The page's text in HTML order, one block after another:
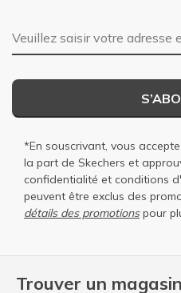
Trouver un magasin
Adresse e-mail
*En souscrivant, vous
la part de Skechers et
confidentialité et conditions
peuvent être exclus des
détails des promotionspour